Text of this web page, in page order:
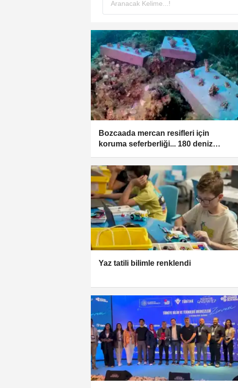
Bozcaada mercan resifleri için
koruma seferberliği... 180 deniz
Yaz tatili bilimle renklendi